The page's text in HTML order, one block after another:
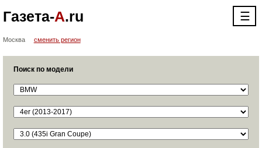
Газета-А.ru ☰
Москва сменить регион
Поиск по модели